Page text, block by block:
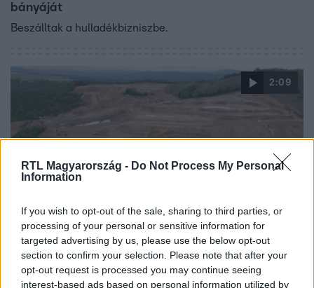
RTL Magyarország - Do Not Process My Personal
Information
If you wish to opt-out of the sale, sharing to third parties, or
processing of your personal or sensitive information for
targeted advertising by us, please use the below opt-out
section to confirm your selection. Please note that after your
opt-out request is processed you may continue seeing
interest-based ads based on personal information utilized by
bányáját
Beszálltak a hulladékbizniszbe.
2:09
2023. október 27. 17:21
Kiderült: szabálytalanul és szakszerűtlenül
végezte a munkát a recski bányászcég